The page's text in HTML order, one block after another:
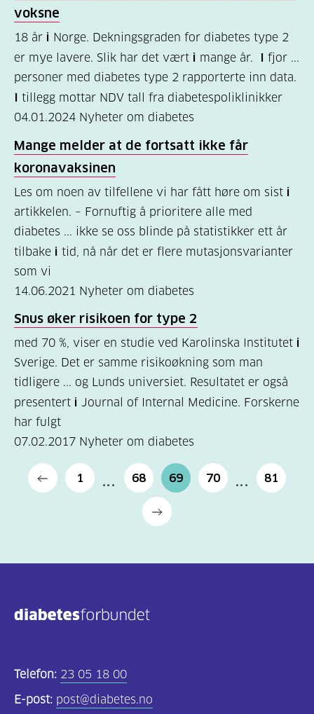
voksne
18 år i Norge. Dekningsgraden for diabetes type 2
er mye lavere. Slik har det vært i mange år. I fjor ...
personer med diabetes type 2 rapporterte inn data.
I tillegg mottar NDV tall fra diabetespoliklinikker
04.01.2024 Nyheter om diabetes
Mange melder at de fortsatt ikke får
koronavaksinen
Les om noen av tilfellene vi har fått høre om sist i
artikkelen. – Fornuftig å prioritere alle med
diabetes ... ikke se oss blinde på statistikker ett år
tilbake i tid, nå når det er flere mutasjonsvarianter
som vi
14.06.2021 Nyheter om diabetes
Snus øker risikoen for type 2
med 70 %, viser en studie ved Karolinska Institutet i
Sverige. Det er samme risikoøkning som man
tidligere ... og Lunds universiet. Resultatet er også
presentert i Journal of Internal Medicine. Forskerne
har fulgt
07.02.2017 Nyheter om diabetes
1 68 69 70 81
Telefon: 23 05 18 00
E-post: post@diabetes.no